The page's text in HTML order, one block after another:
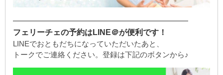
——————————————————————
フェリーチェの予約はLINE＠が便利です！
LINEでおともだちになっていただいたあと、
トークでご連絡ください。登録は下記のボタンから♪